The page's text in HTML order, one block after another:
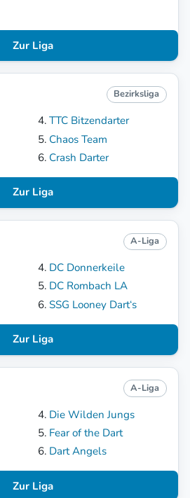
Zur Liga
Bezirksliga
TTC Bitzendarter
Chaos Team
Crash Darter
Zur Liga
A-Liga
DC Donnerkeile
DC Rombach LA
SSG Looney Dart‘s
Zur Liga
A-Liga
Die Wilden Jungs
Fear of the Dart
Dart Angels
Zur Liga